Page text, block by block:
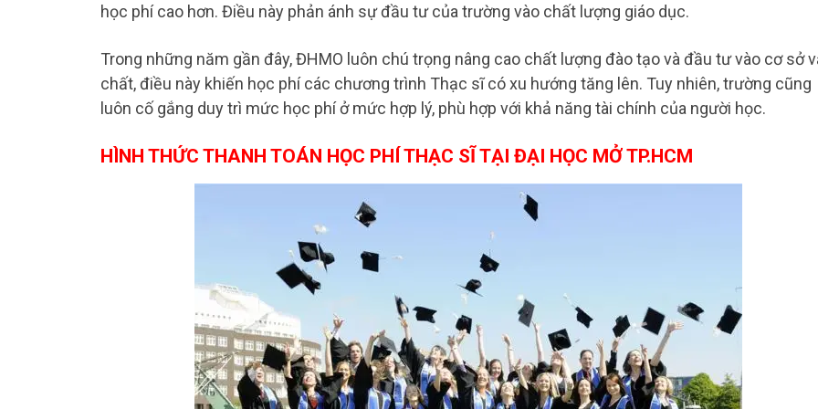
học phí cao hơn. Điều này phản ánh sự đầu tư của trường vào chất lượng giáo dục.
Trong những năm gần đây, ĐHMO luôn chú trọng nâng cao chất lượng đào tạo và đầu tư vào cơ sở
chất, điều này khiến học phí các chương trình Thạc sĩ có xu hướng tăng lên. Tuy nhiên, trường cũng
luôn cố gắng duy trì mức học phí ở mức hợp lý, phù hợp với khả năng tài chính của người học.
HÌNH THỨC THANH TOÁN HỌC PHÍ THẠC SĨ TẠI ĐẠI HỌC MỞ TP.HCM